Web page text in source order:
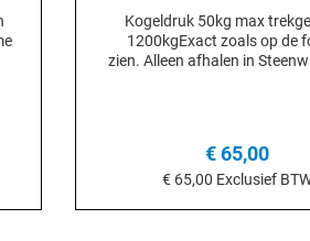
Kogeldruk 50kg max
1200kgExact zoals op de
zien. Alleen afhalen in
€ 65,00
€ 65,00 Exclusief